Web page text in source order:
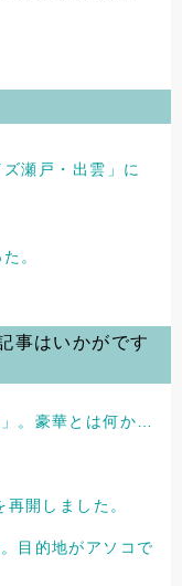
瀬戸・出雲」に
。
事はいかがです
。豪華とは何か…
開しました。
目的地がアソコで